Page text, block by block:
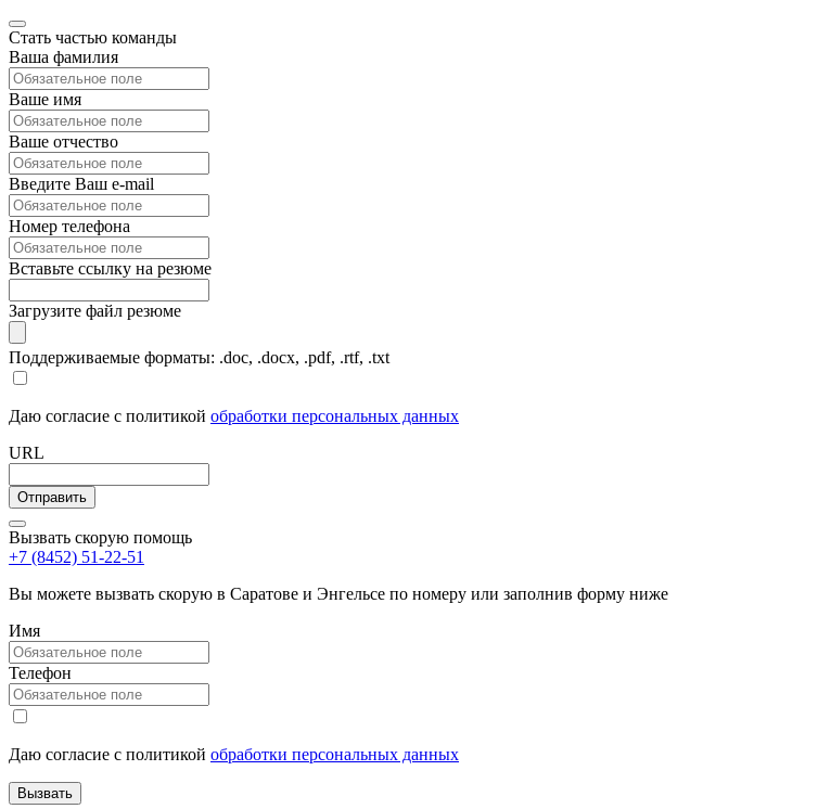
Стать частью команды
Ваша фамилия
Ваше имя
Ваше отчество
Введите Ваш e-mail
Номер телефона
Вставьте ссылку на резюме
Загрузите файл резюме
Поддерживаемые форматы: .doc, .docx, .pdf, .rtf, .txt
Даю согласие с политикой обработки персональных данных
URL
Вызвать скорую помощь
+7 (8452) 51-22-51
Вы можете вызвать скорую в Саратове и Энгельсе по номеру или заполнив форму ниже
Имя
Телефон
Даю согласие с политикой обработки персональных данных